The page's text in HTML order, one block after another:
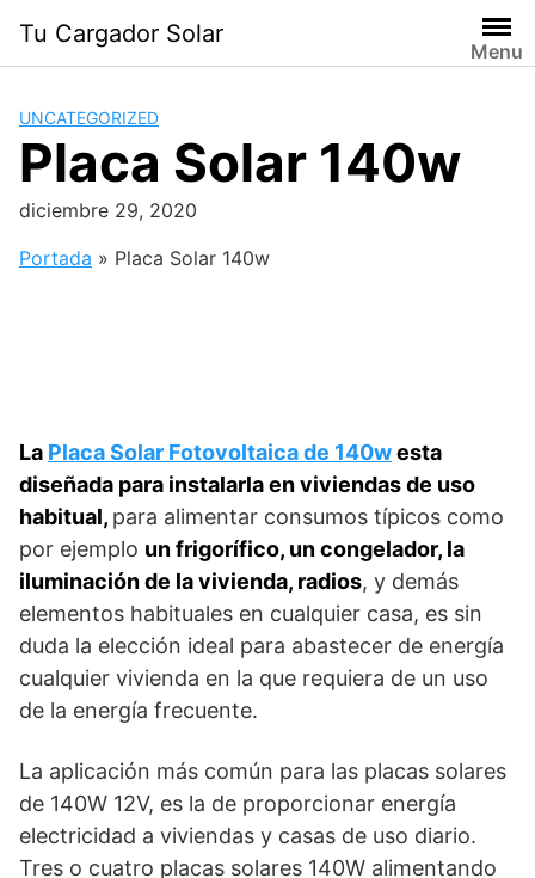
contenido
Tu Cargador Solar
Menu
UNCATEGORIZED
Placa Solar 140w
diciembre 29, 2020
Portada » Placa Solar 140w
La Placa Solar Fotovoltaica de 140westa
diseñada para instalarla en viviendas de uso
habitual, para alimentar consumos típicos como
por ejemplo un frigorífico, un congelador, la
iluminación de la vivienda, radios, y demás
elementos habituales en cualquier casa, es sin
duda la elección ideal para abastecer de energía
cualquier vivienda en la que requiera de un uso
de la energía frecuente.
La aplicación más común para las placas solares
de 140W 12V, es la de proporcionar energía
electricidad a viviendas y casas de uso diario.
Tres o cuatro placas solares 140W alimentando